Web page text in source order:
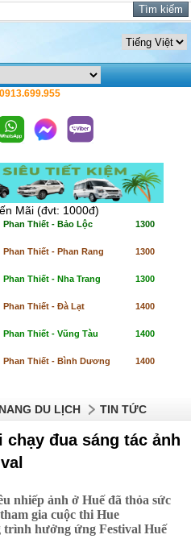
0913.699.955
Mãi (đvt: 1000đ)
Phan Thiết - Bảo Lộc 1300
Phan Thiết - Phan Rang 1300
Phan Thiết - Nha Trang 1300
Phan Thiết - Đà Lạt 1400
Phan Thiết - Vũng Tàu 1400
Phan Thiết - Bình Dương 1400
DU LỊCH TIN TỨC
đua sáng tác ảnh
nhiếp ảnh ở Huế đã thỏa sức
gia cuộc thi Hue
hưởng ứng Festival Huế